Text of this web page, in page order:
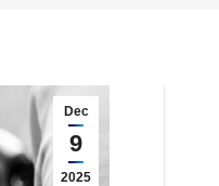
Dec
9
2025